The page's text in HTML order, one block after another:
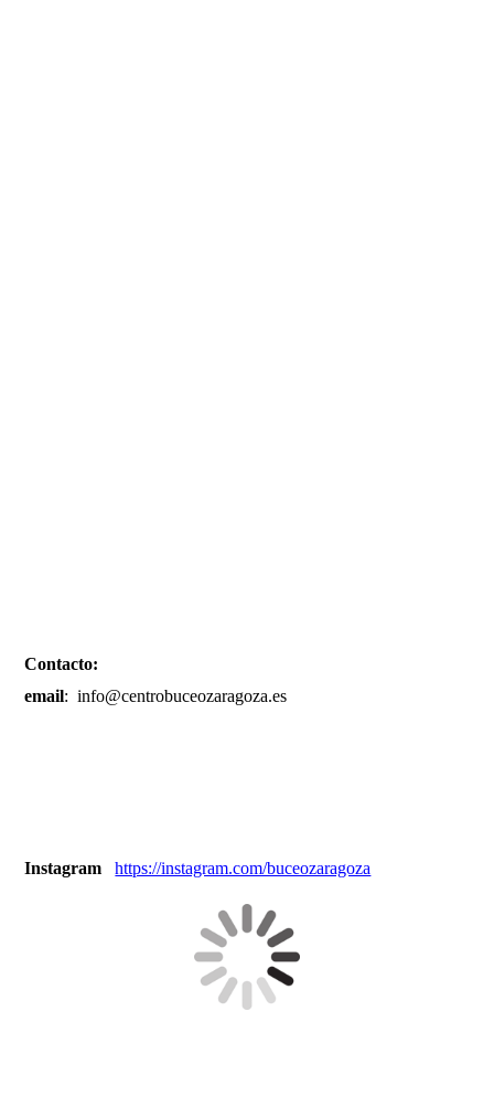
Contacto:
email: info@centrobuceozaragoza.es
Instagram https://instagram.com/buceozaragoza